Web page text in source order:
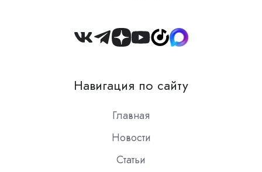
Join
Slack
Навигация по сайту
Главная
Новости
Статьи